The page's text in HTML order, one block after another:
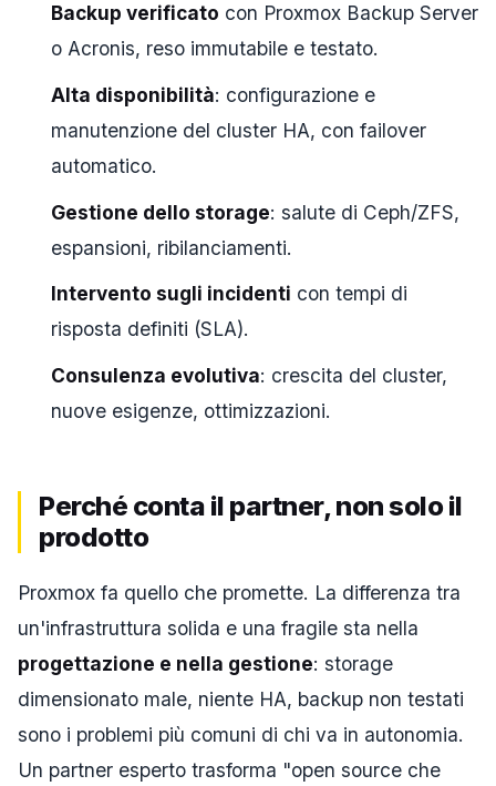
Backup verificato con Proxmox Backup Server
o Acronis, reso immutabile e testato.
Alta disponibilità: configurazione e
manutenzione del cluster HA, con failover
automatico.
Gestione dello storage: salute di Ceph/ZFS,
espansioni, ribilanciamenti.
Intervento sugli incidenti con tempi di
risposta definiti (SLA).
Consulenza evolutiva: crescita del cluster,
nuove esigenze, ottimizzazioni.
Perché conta il partner, non solo il
prodotto
Proxmox fa quello che promette. La differenza tra
un'infrastruttura solida e una fragile sta nella
progettazione e nella gestione: storage
dimensionato male, niente HA, backup non testati
sono i problemi più comuni di chi va in autonomia.
Un partner esperto trasforma "open source che